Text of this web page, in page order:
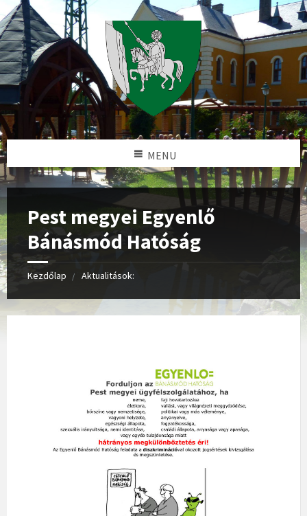
MENU
Pest megyei Egyenlő
Bánásmód Hatóság
Kezdőlap Aktualitások: